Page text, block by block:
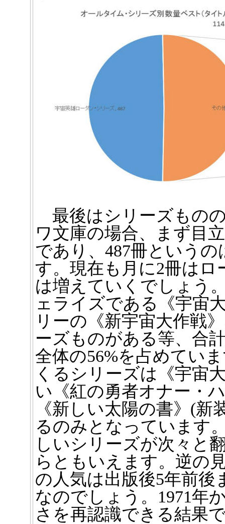
最後はシリーズもの
ワ文庫の場合、まず目
であり、487冊という
す。現在も月に2冊は
は増えていくでしょう
ェライズである《宇宙
リーの《新宇宙大作戦
ーズものがある等、合
全体の56%を占めてい
くるシリーズは《宇宙
い《紅の勇者オナー・
《新しい太陽の書》(
るのみとなっています
しいシリーズが次々と
らともいえます。逆の
の人気は出版後5年前
なのでしょう。1971年
さを再認識できる結果